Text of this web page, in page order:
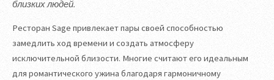
близких людей.
Ресторан Sage привлекает пары своей способностью
замедлить ход времени и создать атмосферу
исключительной близости. Многие считают его идеальным
для романтического ужина благодаря гармоничному